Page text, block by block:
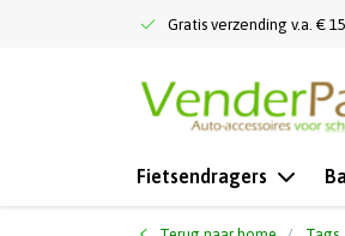
Gratis verzending v.a. €
Fietsendragers